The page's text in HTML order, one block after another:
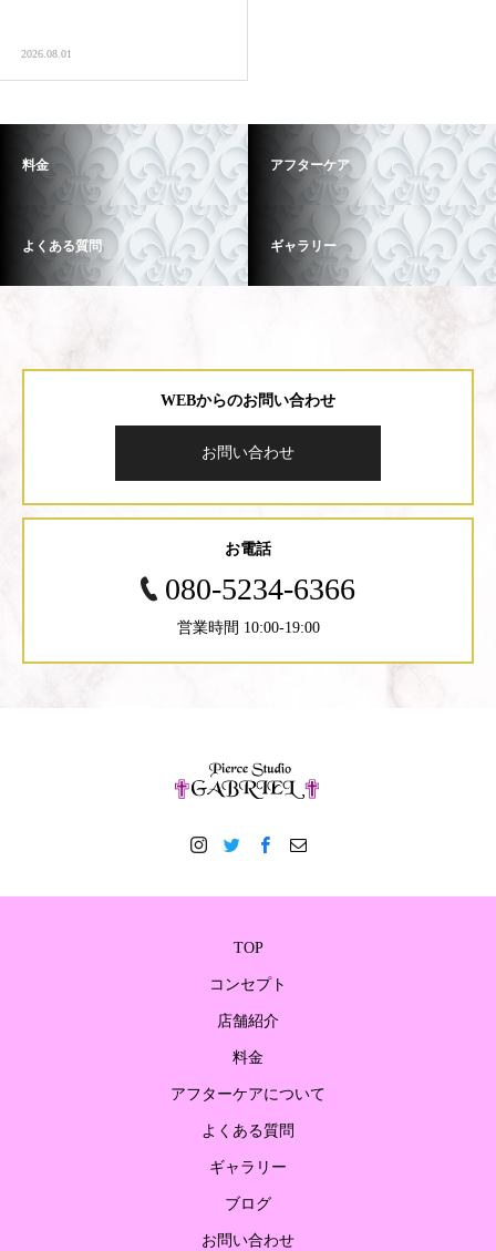
2026.08.01
料金 アフターケア
よくある質問 ギャラリー
WEBからのお問い合わせ
お問い合わせ
お電話
080-5234-6366
営業時間 10:00-19:00
TOP
コンセプト
店舗紹介
料金
アフターケアについて
よくある質問
ギャラリー
ブログ
お問い合わせ